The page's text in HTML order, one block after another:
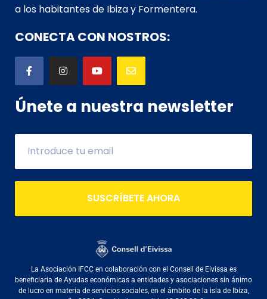
a los habitantes de Ibiza y Formentera.
CONECTA CON NOSTROS:
Únete a nuestra newsletter
SUSCRÍBETE AHORA
La Asociación IFCC en colaboración con el Consell de Eivissa es
beneficiaria de Ayudas económicas a entidades y asociaciones sin ánimo
de lucro en materia de servicios sociales, en el ámbito de la isla de Ibiza,